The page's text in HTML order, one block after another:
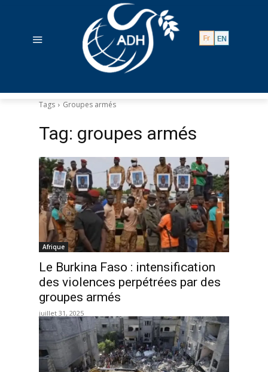
Tags Groupes armés
Tag: groupes armés
Afrique
Le Burkina Faso : intensification
des violences perpétrées par des
groupes armés
juillet 31, 2025